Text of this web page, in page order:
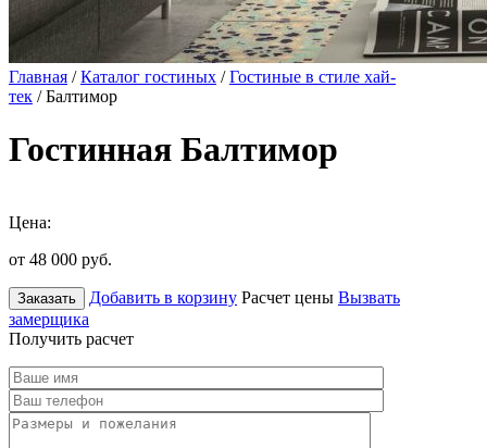
Главная /Каталог гостиных /Гостиные в стиле хай-
тек / Балтимор
Гостинная Балтимор
Цена:
от 48 000 руб.
Заказать Добавить в корзину Расчет цены Вызвать
замерщика
Получить расчет